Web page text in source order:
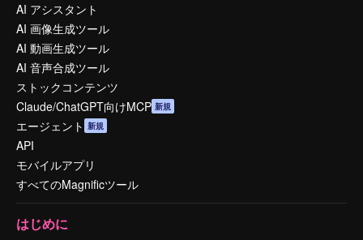
AI アシスタント
AI 画像生成ツール
AI 動画生成ツール
AI 音声合成ツール
ストックコンテンツ
Claude/ChatGPT向けMCP 新規
エージェント 新規
API
モバイルアプリ
すべてのMagnificツール
はじめに